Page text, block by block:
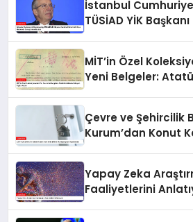
İstanbul
TÜSİAD YİK
MİT’in Özel
Yeni Belgeler:
Çevre ve Şehircilik
Kurum’dan Konut
Yapay Zeka
Faaliyetlerini